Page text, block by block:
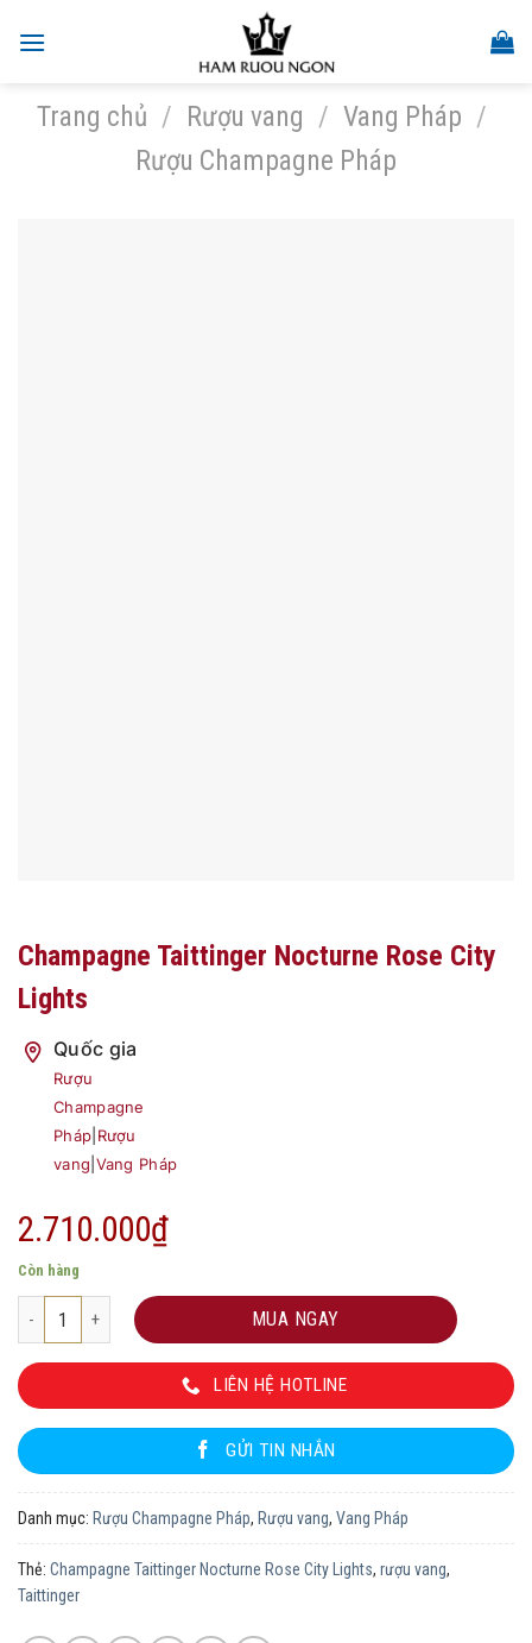
Trang chủ / Rượu vang / Vang Pháp /
Rượu Champagne Pháp
Champagne Taittinger Nocturne Rose City
Lights
Quốc gia
Rượu
Champagne
Pháp Rượu
vang Vang Pháp
2.710.000₫
Còn hàng
Champagne Taittinger Nocturne Rose City Lights số lượng
MUA NGAY
LIÊN HỆ HOTLINE
GỬI TIN NHẮN
Danh mục: Rượu Champagne Pháp, Rượu vang, Vang Pháp
Thẻ: Champagne Taittinger Nocturne Rose City Lights, rượu vang,
Taittinger